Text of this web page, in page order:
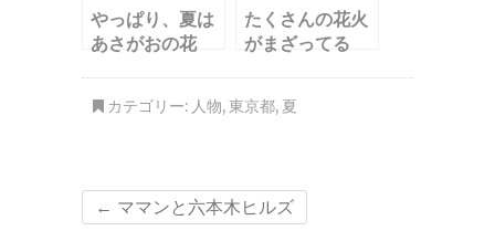
やっぱり、夏は
あさがおの花
たくさんの花火
がまざってる
カテゴリー: 人物,東京都, 夏
← ママンと六本木ヒルズ